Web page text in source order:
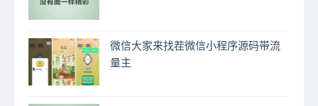
微信大家来找茬微信小程序源码带流
量主